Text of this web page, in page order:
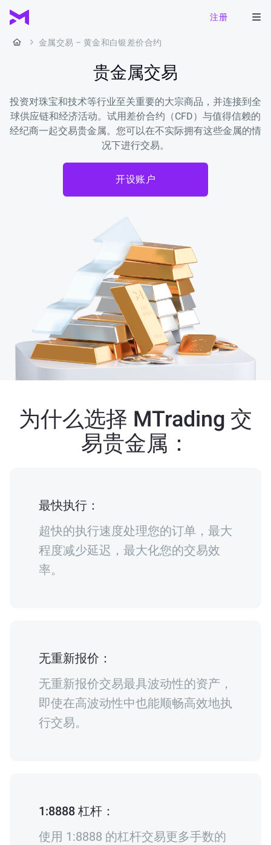
注册
金属交易 – 黄金和白银差价合约
贵金属交易
投资对珠宝和技术等行业至关重要的大宗商品，并连接到全
球供应链和经济活动。试用差价合约（CFD）与值得信赖的
经纪商一起交易贵金属。您可以在不实际拥有这些金属的情
况下进行交易。
开设账户
为什么选择 MTrading 交
易贵金属：
最快执行：
超快的执行速度处理您的订单，最大
程度减少延迟，最大化您的交易效
率。
无重新报价：
无重新报价交易最具波动性的资产，
即使在高波动性中也能顺畅高效地执
行交易。
1:8888 杠杆：
使用 1:8888 的杠杆交易更多手数的